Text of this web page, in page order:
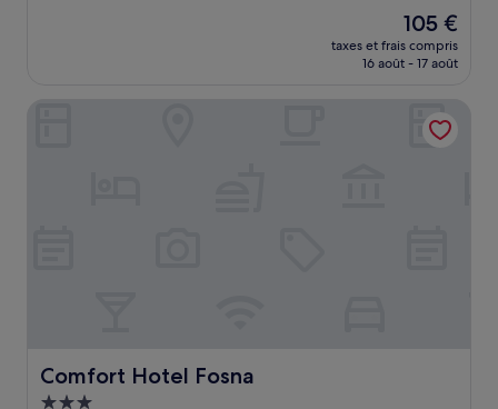
Le
nouveau
prix
de
105 €
105 €
taxes et frais compris
16 août - 17 août
Comfort Hotel Fosna
Comfort Hotel Fosna
Hébergement